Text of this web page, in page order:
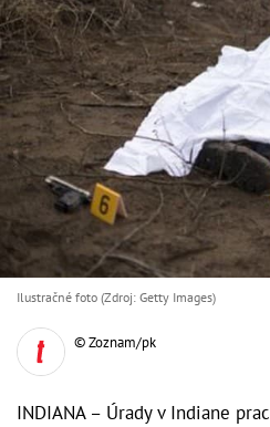
Ilustračné foto (Zdroj: Getty Images)
© Zoznam/pk
INDIANA – Úrady v Indiane